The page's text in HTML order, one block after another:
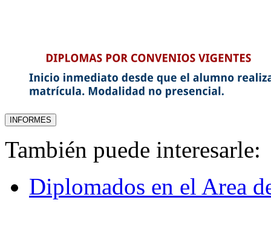
También puede interesarle:
Diplomados en el Area